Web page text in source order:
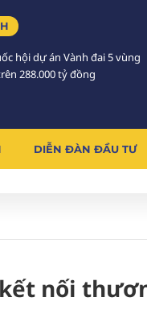
hội dự án Vành đai 5 vùng
288.000 tỷ đồng
DIỄN ĐÀN ĐẦU TƯ
nối